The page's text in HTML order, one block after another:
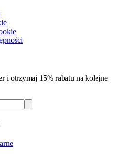
i otrzymaj 15% rabatu na kolejne